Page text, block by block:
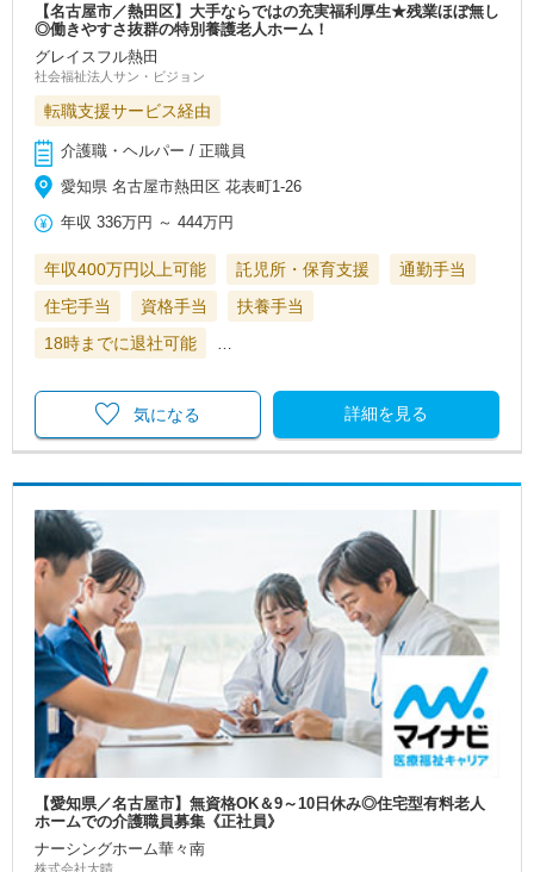
【名古屋市／熱田区】大手ならではの充実福利厚生★残業ほぼ無し
◎働きやすさ抜群の特別養護老人ホーム！
グレイスフル熱田
社会福祉法人サン・ビジョン
転職支援サービス経由
介護職・ヘルパー / 正職員
愛知県 名古屋市熱田区 花表町1-26
年収 336万円 ～444万円
年収400万円以上可能 託児所・保育支援
通勤手当
住宅手当
資格手当
扶養手当
18時までに退社可能
詳細を見る
気になる
【愛知県／名古屋市】無資格OK＆9～10日休み◎住宅型有料老人
ホームでの介護職員募集《正社員》
ナーシングホーム華々南
株式会社大晴